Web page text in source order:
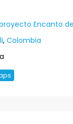
Encanto
, Colombia